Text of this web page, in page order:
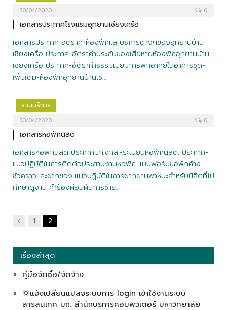
30/04/2020 0
เอกสารประกาศโรงแรมอุทยานเชียงเครือ
เอกสารประกาศ อัตราค่าห้องพักและบริการต่างๆของอุทยานบ้าน
เชียงเครือ ประกาศ-อัตราค่าประกันของเสียหายห้องพักอุทยานบ้าน
เชียงเครือ ประกาศ-อัตราค่าธรรมเนียมการพักอาศัยในอาคารชุด-
เพิ่มเติม-ห้องพักอุทยานบ้านเช…
รวมบริการ
30/04/2020 0
เอกสารหอพักนิสิต
เอกสารหอพักนิสิต ประกาศมก.ฉกส.-ระเบียบหอพักนิสิต. ประกาศ-
แนวปฏิบัติในการติดต่อประสานงานหอพัก แบบฟอร์มขอพักค้าง
ชั่วคราวและฝากของ แนวปฏิบัติในการฝากยานพาหนะสำหรับนิสิตที่ไป
ศึกษาดูงาน คำร้องผ่อนผันการชำร…
ก่อน
1 2
เรื่องล่าสุด
คู่มือจัดซื้อ/จัดจ้าง
💢แจ้งเปลี่ยนแปลงระบบการ login เข้าใช้งานระบบ
สารสนเทศ มก. สำนักบริการคอมพิวเตอร์ มหาวิทยาลัย